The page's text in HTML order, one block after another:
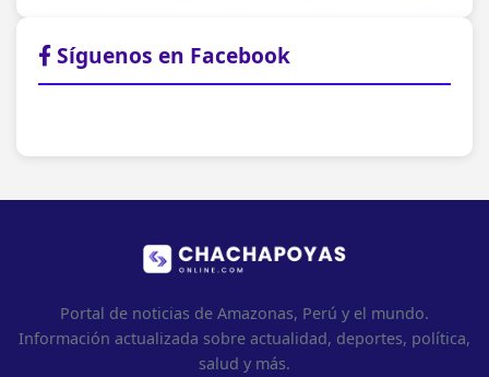
Síguenos en Facebook
Portal de noticias de Amazonas, Perú y el mundo.
Información actualizada sobre actualidad, deportes, política,
salud y más.